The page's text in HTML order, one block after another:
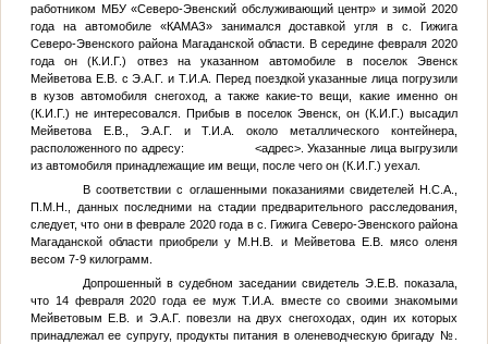
работником МБУ «Северо-Эвенский обслуживающий центр» и зимой 2020
года на автомобиле «КАМАЗ» занимался доставкой угля в с. Гижига
Северо-Эвенского района Магаданской области. В середине февраля 2020
года он (К.И.Г.) отвез на указанном автомобиле в поселок Эвенск
Мейветова Е.В. сЭ.А.Г. иТ.И.А. Перед поездкой указанные лица погрузили
в кузов автомобиля снегоход, а также какие-то вещи, какие именно он
(К.И.Г.) не интересовался. Прибыв в поселок Эвенск, он (К.И.Г.) высадил
Мейветова Е.В., Э.А.Г. иТ.И.А.
около металлического контейнера,
расположенного по адресу: <адрес>. Указанные лица выгрузили
из автомобиля принадлежащие им вещи, после чего он (К.И.Г.) уехал.
В соответствии с оглашенными показаниями свидетелейН.С.А.
П.М.Н.
, данных последними на стадии предварительного расследования,
следует, что они в феврале 2020 года в с. Гижига Северо-Эвенского района
Магаданской области приобрели уМ.Н.В.
и Мейветова Е.В. мясо оленя
весом 7-9 килограмм.
Допрошенный в судебном заседании свидетельЭ.Е.В.
показала,
что 14 февраля 2020 года ее муж Т.И.А.
вместе со своими знакомыми
Мейветовым Е.В. и Э.А.Г. повезли на двух снегоходах, один их которых
принадлежал ее супругу, продукты питания в оленеводческую бригаду №